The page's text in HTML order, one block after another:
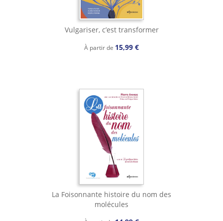
Vulgariser, c’est transformer
À partir de 15,99 €
La Foisonnante histoire du nom des
molécules